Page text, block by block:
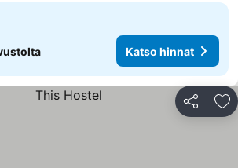
Katso hinnat
Jaa